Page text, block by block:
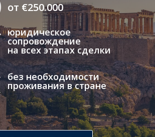
от €250.000
юридическое
сопровождение
на всех этапах сделки
без необходимости
проживания в стране